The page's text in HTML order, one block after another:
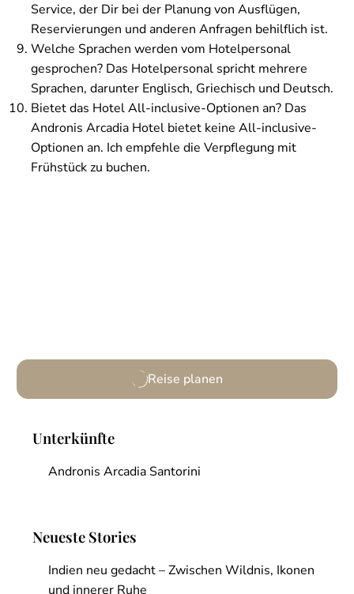
Service, der Dir bei der Planung von Ausflügen,
Reservierungen und anderen Anfragen behilflich ist.
Welche Sprachen werden vom Hotelpersonal
gesprochen? Das Hotelpersonal spricht mehrere
Sprachen, darunter Englisch, Griechisch und Deutsch.
Bietet das Hotel All-inclusive-Optionen an? Das
Andronis Arcadia Hotel bietet keine All-inclusive-
Optionen an. Ich empfehle die Verpflegung mit
Frühstück zu buchen.
Weitere Informationen
Reise planen
Unterkünfte
Andronis Arcadia Santorini
Neueste Stories
Indien neu gedacht – Zwischen Wildnis, Ikonen
und innerer Ruhe